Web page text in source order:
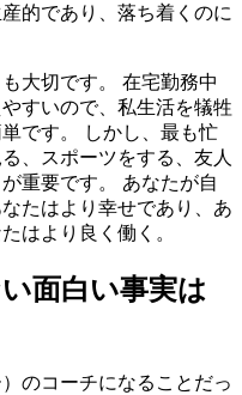
的であり、落ち着くのに
大切です。 在宅勤務中
すいので、私生活を犠牲
です。 しかし、最も忙
、スポーツをする、友人
重要です。 あなたが自
たはより幸せであり、あ
はより良く働く。
面白い事実は
のコーチになることだっ